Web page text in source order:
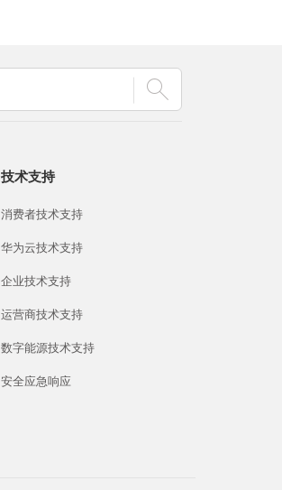
技术支持
消费者技术支持
华为云技术支持
企业技术支持
运营商技术支持
数字能源技术支持
安全应急响应